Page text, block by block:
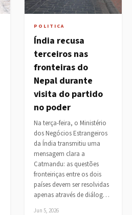
POLITICA
Índia recusa
terceiros nas
fronteiras do
Nepal durante
visita do partido
no poder
Na terça-feira, o Ministério
dos Negócios Estrangeiros
da Índia transmitiu uma
mensagem clara a
Catmandu: as questões
fronteiriças entre os dois
países devem ser resolvidas
apenas através de diálog…
Jun 5, 2026